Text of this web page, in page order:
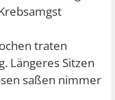
In der neuen
die Angst ein,
und ich in
Die gesamte
Zittern, Unruhe,
Zudem war ich
traten
Längeres Sitzen
saßen nimmer